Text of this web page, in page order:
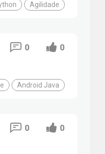
Agilidade
Android Java
0 0
0 0